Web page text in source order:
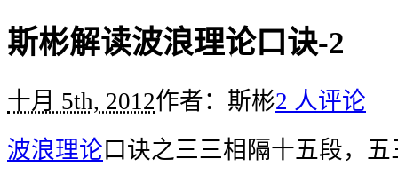
斯彬解读波浪理论口诀-2
十月 5th, 2012作者：斯彬2 人评论
波浪理论 口诀之三三相隔十五段，